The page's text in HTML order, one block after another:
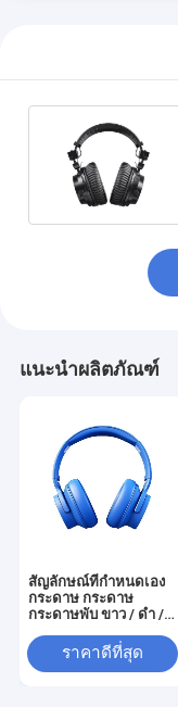
แนะนำผลิตภัณฑ์
สัญลักษณ์ที่กําหนดเอง
กระดาษ กระดาษ
กระดาษพับ ขาว / ดํา /
แม่เหล็กหรูราคาดีที่สุด